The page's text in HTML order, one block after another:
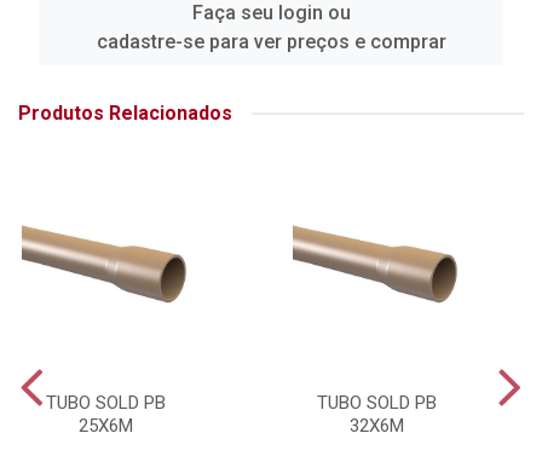
Faça seu login ou
cadastre-se para ver preços e comprar
Produtos Relacionados
TUBO SOLD PB
25X6M
TUBO SOLD PB
32X6M